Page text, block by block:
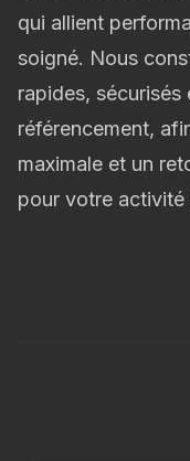
qui allient
soigné. Nous
rapides,
référencement,
maximale et un
pour votre activité